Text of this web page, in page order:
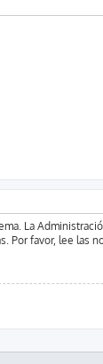
La
favor, lee las